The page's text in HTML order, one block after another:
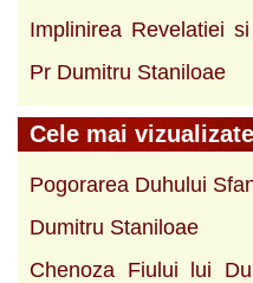
Implinirea Revelatiei
Pr Dumitru Staniloae
Cele mai
Pogorarea Duhului
Dumitru Staniloae
Chenoza Fiului lui